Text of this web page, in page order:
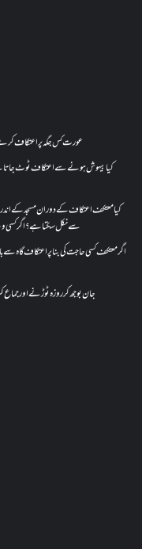
عورت کس جگہ پر اعتکاف کرے
کیا بیہوش ہونے سے اعتکاف ٹوٹ جاتا
کیا معتکف اعتکاف کے دوران مسجد کے
سے نکل سکتا ہے؟ اگر کسی
اگر معتکف کسی حاجت کی بنا پر اعتکاف گاہ
جان بوجھ کر روزہ ٹوڑنے اور